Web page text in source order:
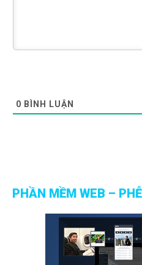
0 BÌNH LUẬN
PHẦN MỀM WEB –